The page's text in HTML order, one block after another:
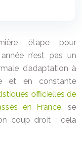
étape pour
n’est pas un
d’adaptation à
et en constante
officielles de
en France, se
coup droit : cela